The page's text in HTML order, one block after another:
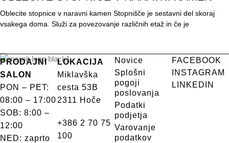
Oblecite stopnice v naravni kamen Stopnišče je sestavni del skoraj
vsakega doma. Služi za povezovanje različnih etaž in če je
PRODAJNI
SALON
PON – PET:
08:00 – 17:00
SOB: 8:00 –
12:00
NED: zaprto
LOKACIJA
Miklavška
cesta 53B
2311 Hoče
+386 2 70 75
100
Novice
Splošni
pogoji
poslovanja
Podatki
podjetja
Varovanje
podatkov
FACEBOOK
INSTAGRAM
LINKEDIN